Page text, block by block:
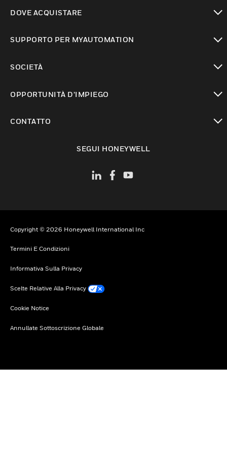
DOVE ACQUISTARE
SUPPORTO PER MYAUTOMATION
SOCIETÀ
OPPORTUNITÀ D’IMPIEGO
CONTATTO
SEGUI HONEYWELL
Copyright © 2026 Honeywell International Inc
Termini E Condizioni
Informativa Sulla Privacy
Scelte Relative Alla Privacy
Cookie Notice
Annullate Sottoscrizione Globale